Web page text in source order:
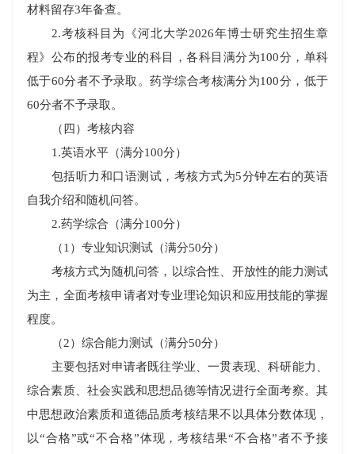
材料留存3年备查。
2.考核科目为《河北大学2026年博士研究生招生章
程》公布的报考专业的科目，各科目满分为100分，单科
低于60分者不予录取。药学综合考核满分为100分，低于
60分者不予录取。
（四）考核内容
1.英语水平（满分100分）
包括听力和口语测试，考核方式为5分钟左右的英语
自我介绍和随机问答。
2.药学综合（满分100分）
（1 ）专业知识测试（满分50分）
考核方式为随机问答，以综合性、开放性的能力测试
为主，全面考核申请者对专业理论知识和应用技能的掌握
程度。
（2）综合能力测试（满分50分）
主要包括对申请者既往学业、一贯表现、科研能力、
综合素质、社会实践和思想品德等情况进行全面考察。其
中思想政治素质和道德品质考核结果不以具体分数体现，
以“合格”或“不合格”体现，考核结果“不合格”者不予接